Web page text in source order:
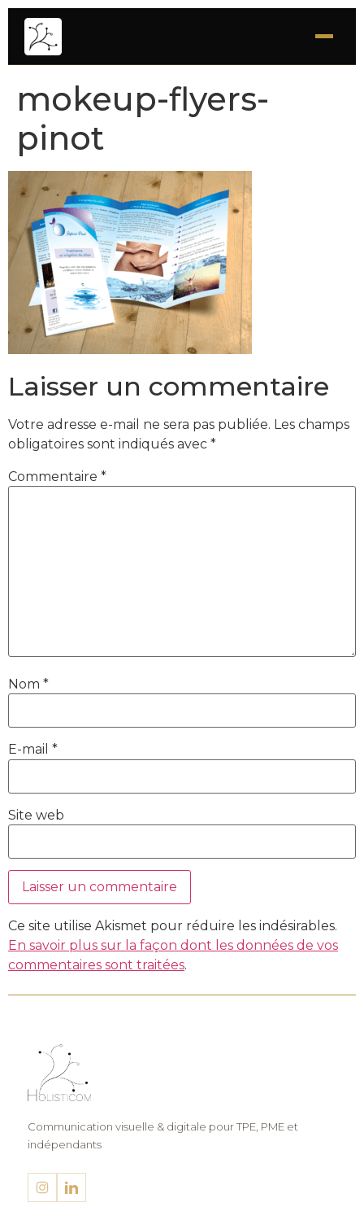
mokeup-flyers-
pinot
Laisser un commentaire
Votre adresse e-mail ne sera pas publiée. Les champs
obligatoires sont indiqués avec *
Commentaire *
Nom *
E-mail *
Site web
Ce site utilise Akismet pour réduire les indésirables.
En savoir plus sur la façon dont les données de vos
commentaires sont traitées.
Communication visuelle & digitale pour TPE, PME et
indépendants